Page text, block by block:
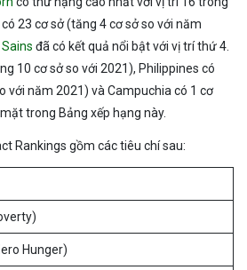
23 cơ sở (tăng 4 cơ sở so với năm
đã có kết quả nổi bật với vị trí thứ 4.
10 cơ sở so với 2021), Philippines có
với năm 2021) và Campuchia có 1 cơ
trong Bảng xếp hạng này.
Rankings gồm các tiêu chí sau:
Hunger)